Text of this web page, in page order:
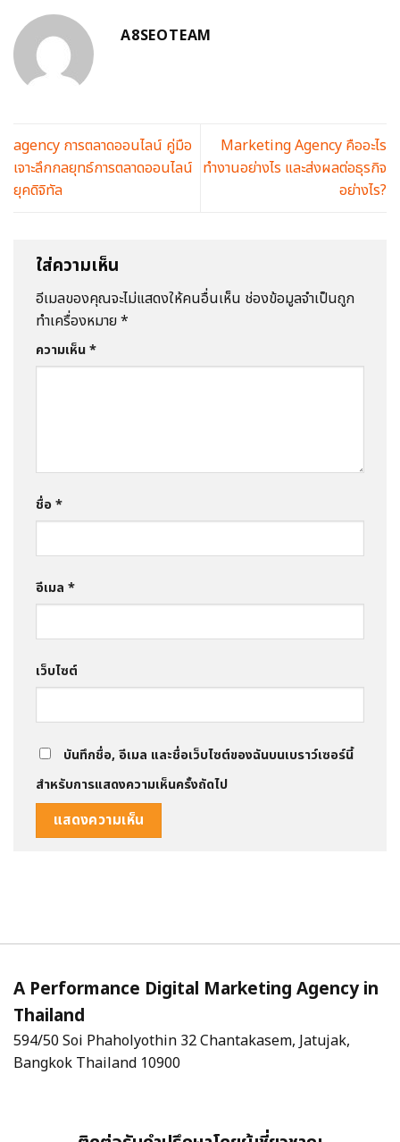
A8SEOTEAM
agency การตลาดออนไลน์ คู่มือ
เจาะลึกกลยุทธ์การตลาดออนไลน์
ยุคดิจิทัล
Marketing Agency คืออะไร
ทำงานอย่างไร และส่งผลต่อธุรกิจ
อย่างไร?
ใส่ความเห็น
อีเมลของคุณจะไม่แสดงให้คนอื่นเห็น ช่องข้อมูลจำเป็นถูก
ทำเครื่องหมาย*
ความเห็น*
ชื่อ*
อีเมล *
เว็บไซต์
บันทึกชื่อ, อีเมล และชื่อเว็บไซต์ของฉันบนเบราว์เซอร์นี้
สำหรับการแสดงความเห็นครั้งถัดไป
A Performance Digital Marketing Agency in
Thailand
594/50 Soi Phaholyothin 32 Chantakasem, Jatujak,
Bangkok Thailand 10900